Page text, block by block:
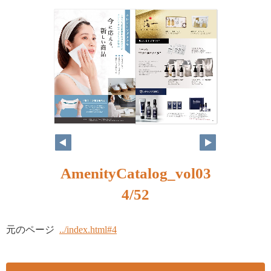
AmenityCatalog_vol03
4/52
元のページ ../index.html#4